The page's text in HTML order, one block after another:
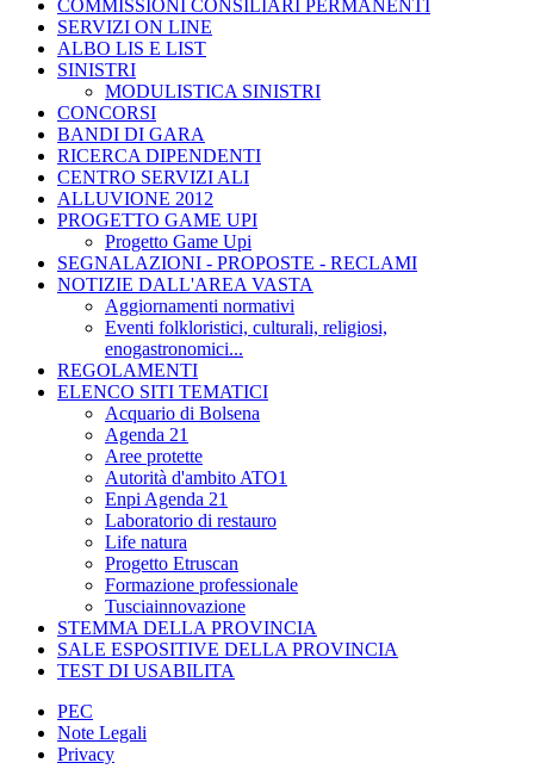
COMMISSIONI CONSILIARI PERMANENTI
SERVIZI ON LINE
ALBO LIS E LIST
SINISTRI
MODULISTICA SINISTRI
CONCORSI
BANDI DI GARA
RICERCA DIPENDENTI
CENTRO SERVIZI ALI
ALLUVIONE 2012
PROGETTO GAME UPI
Progetto Game Upi
SEGNALAZIONI - PROPOSTE - RECLAMI
NOTIZIE DALL'AREA VASTA
Aggiornamenti normativi
Eventi folkloristici, culturali, religiosi,
enogastronomici...
REGOLAMENTI
ELENCO SITI TEMATICI
Acquario di Bolsena
Agenda 21
Aree protette
Autorità d'ambito ATO1
Enpi Agenda 21
Laboratorio di restauro
Life natura
Progetto Etruscan
Formazione professionale
Tusciainnovazione
STEMMA DELLA PROVINCIA
SALE ESPOSITIVE DELLA PROVINCIA
TEST DI USABILITA
PEC
Note Legali
Privacy